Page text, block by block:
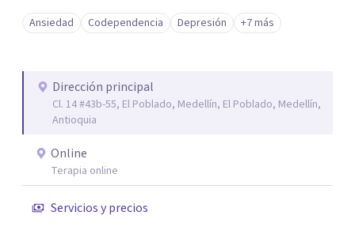
duraderos. Atiendo adultos, adolescentes, parejas y
familias de forma presencial en Medellín y online, en un
Ansiedad Codependencia Depresión +7 más
Dirección principal
Cl. 14 #43b-55, El Poblado, Medellín, El Poblado, Medellín,
Antioquia
Online
Terapia online
Servicios y precios